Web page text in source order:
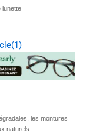
lunette
les montures
naturels.